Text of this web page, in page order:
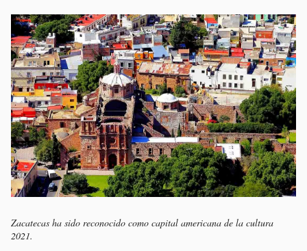
Zacatecas ha sido reconocido como capital americana de la cultura
2021.